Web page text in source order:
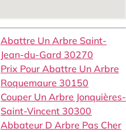
Abattre Un Arbre Saint-
Jean-du-Gard 30270
Prix Pour Abattre Un Arbre
Roquemaure 30150
Couper Un Arbre Jonquières-
Saint-Vincent 30300
Abbateur D Arbre Pas Cher